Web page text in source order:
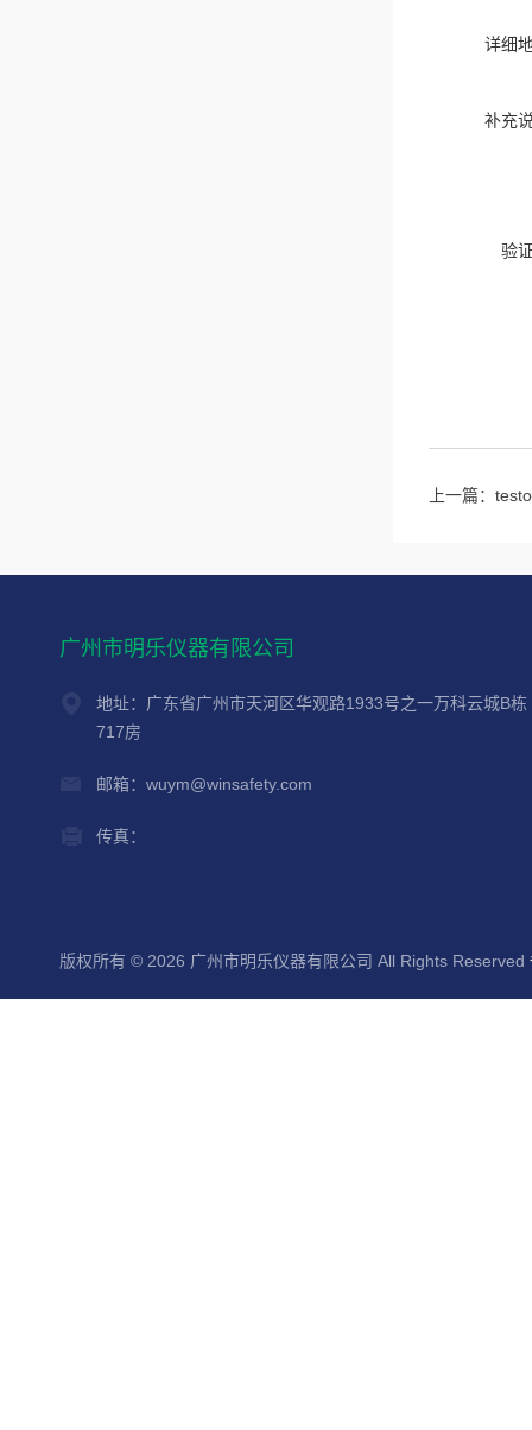
详细
补充
验
上一篇：
广州市明乐仪器有限公司
地址：广东省广州市天河区华观路1933号之一万科云城B栋
717房
邮箱：wuym@winsafety.com
传真：
版权所有 © 2026 广州市明乐仪器有限公司 All Rights Reserved